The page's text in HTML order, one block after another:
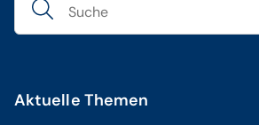
Aktuelle Themen